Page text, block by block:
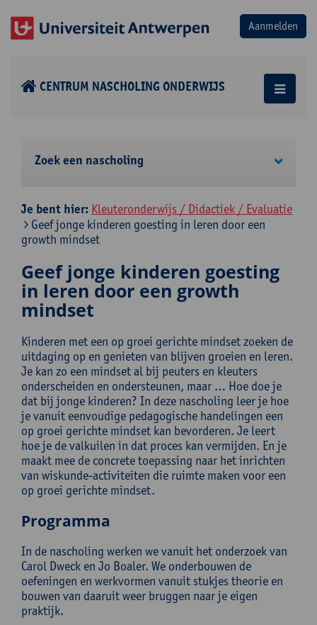
CENTRUM NASCHOLING ONDERWIJS
Zoek een nascholing
Je bent hier: Kleuteronderwijs / Didactiek / Evaluatie
Geef jonge kinderen goesting in leren door een
growth mindset
Geef jonge kinderen goesting
in leren door een growth
mindset
Kinderen met een op groei gerichte mindset zoeken de
uitdaging op en genieten van blijven groeien en leren.
Je kan zo een mindset al bij peuters en kleuters
onderscheiden en ondersteunen, maar … Hoe doe je
dat bij jonge kinderen? In deze nascholing leer je hoe
je vanuit eenvoudige pedagogische handelingen een
op groei gerichte mindset kan bevorderen. Je leert
hoe je de valkuilen in dat proces kan vermijden. En je
maakt mee de concrete toepassing naar het inrichten
van wiskunde-activiteiten die ruimte maken voor een
op groei gerichte mindset.
Programma
In de nascholing werken we vanuit het onderzoek van
Carol Dweck en Jo Boaler. We onderbouwen de
oefeningen en werkvormen vanuit stukjes theorie en
bouwen van daaruit weer bruggen naar je eigen
praktijk.